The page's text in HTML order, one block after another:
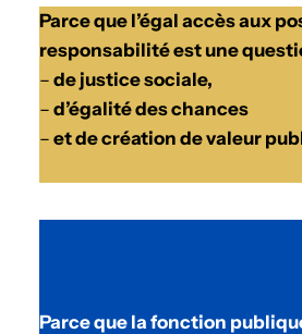
Parce que l’égal accès aux
responsabilité est une
– de justice sociale,
– d’égalité des chances
– et de création de valeur
Parce que la fonction